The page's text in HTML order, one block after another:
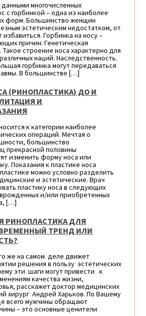
многочисленных
с горбинкой – одна из наиболее
форм. Большинство женщин
эстетическим недостатком, от
избавиться. Горбинка на носу –
причин: Генетическая
Такое строение носа характерно для
наций. Наследственность.
горбинка могут передаваться
В большинстве […]
(РИНОПЛАСТИКА) ДО И
И
к категории наиболее
операций. Мечтая о
большинство
прекрасной половины
изменить форму носа или
Показания к пластике носа
можно условно разделить
и эстетические. Врач
пластику носа в следующих
врожденных и/или приобретенных
[…]
РИНОПЛАСТИКА ДЛЯ
ТРЕНД ИЛИ
же на самом деле движет
решения в пользу эстетических
эти шаги могут привести к
качества жизни,
расскажет доктор медицинских
хирург Андрей Харьков. По Вашему
всего мужчины обращают
– это основные ценители